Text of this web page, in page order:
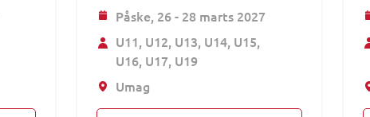
Påske, 26 - 28 marts 2027
U11 U12 U13 U14 U15
U16 U17 U19
Umag